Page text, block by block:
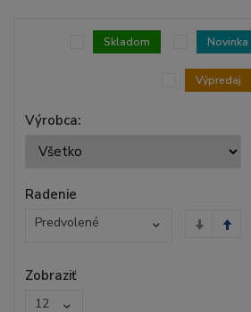
Výrobca:
Skladom Novinka
Výpredaj
Radenie
Predvolené
Zobraziť
12